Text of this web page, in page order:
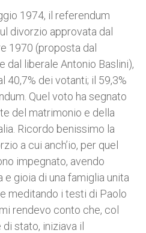
1974, il referendum
divorzio approvata dal
1970 (proposta dal
dal liberale Antonio Baslini),
40,7% dei votanti; il 59,3%
Quel voto ha segnato
del matrimonio e della
Ricordo benissimo la
a cui anch’io, per quel
impegnato, avendo
gioia di una famiglia unita
meditando i testi di Paolo
rendevo conto che, col
stato, iniziava il